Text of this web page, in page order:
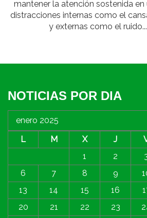
mantener la atención sostenida en
distracciones internas como el
y externas como el ruido...
NOTICIAS POR DIA
enero 2025
L
M X J
1
2
6
7 8 9
13
14 15 16
20
21 22 23